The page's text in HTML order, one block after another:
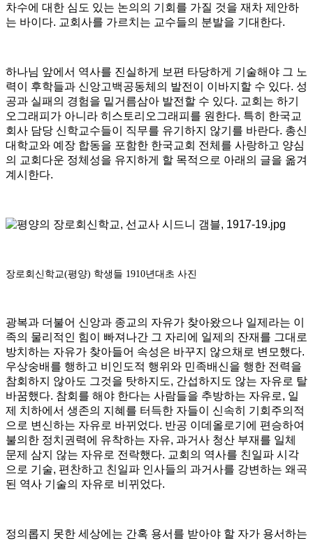
차수에 대한 심도 있는 논의의 기회를 가질 것을 재차 제안하
는 바이다. 교회사를 가르치는 교수들의 분발을 기대한다.
하나님 앞에서 역사를 진실하게 보편 타당하게 기술해야 그 노
력이 후학들과 신앙고백공동체의 발전이 이바지할 수 있다. 성
공과 실패의 경험을 밑거름삼아 발전할 수 있다. 교회는 하기
오그래피가 아니라 히스토리오그래피를 원한다. 특히 한국교
회사 담당 신학교수들이 직무를 유기하지 않기를 바란다. 총신
대학교와 예장 합동을 포함한 한국교회 전체를 사랑하고 양심
의 교회다운 정체성을 유지하게 할 목적으로 아래의 글을 옮겨
계시한다.
장로회신학교(평양) 학생들 1910년대초 사진
광복과 더불어 신앙과 종교의 자유가 찾아왔으나 일제라는 이
족의 물리적인 힘이 빠져나간 그 자리에 일제의 잔재를 그대로
방치하는 자유가 찾아들어 속성은 바꾸지 않으채로 변모했다.
우상숭배를 행하고 비인도적 행위와 민족배신을 행한 전력을
참회하지 않아도 그것을 탓하지도, 간섭하지도 않는 자유로 탈
바꿈했다. 참회를 해야 한다는 사람들을 추방하는 자유로, 일
제 치하에서 생존의 지혜를 터득한 자들이 신속히 기회주의적
으로 변신하는 자유로 바뀌었다. 반공 이데올로기에 편승하여
불의한 정치권력에 유착하는 자유, 과거사 청산 부재를 일체
문제 삼지 않는 자유로 전락했다. 교회의 역사를 친일파 시각
으로 기술, 편찬하고 친일파 인사들의 과거사를 강변하는 왜곡
된 역사 기술의 자유로 비뀌었다.
정의롭지 못한 세상에는 간혹 용서를 받아야 할 자가 용서하는